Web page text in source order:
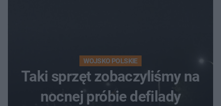
WOJSKO POLSKIE
Taki sprzęt zobaczyliśmy na
nocnej próbie defilady